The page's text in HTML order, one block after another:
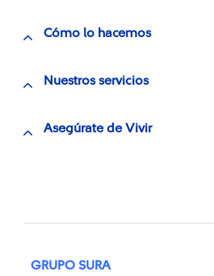
Cómo lo hacemos
Nuestros servicios
Asegúrate de Vivir
GRUPO SURA